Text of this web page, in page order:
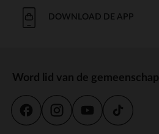
DOWNLOAD DE APP
Word lid van de gemeenschap